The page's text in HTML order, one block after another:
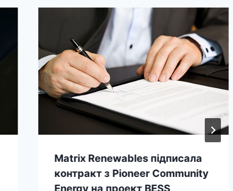
Matrix Renewables підписала
контракт з Pioneer Community
Energy на проект BESS